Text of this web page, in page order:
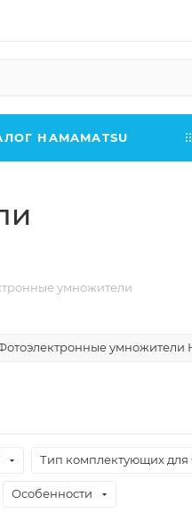
HAMAMATSU
умножители
умножители
Тип комплектующих
Особенности